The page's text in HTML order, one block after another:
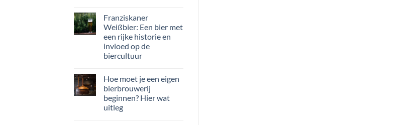
Franziskaner
Weißbier: Een bier met
een rijke historie en
invloed op de
biercultuur
Hoe moet je een eigen
bierbrouwerij
beginnen? Hier wat
uitleg